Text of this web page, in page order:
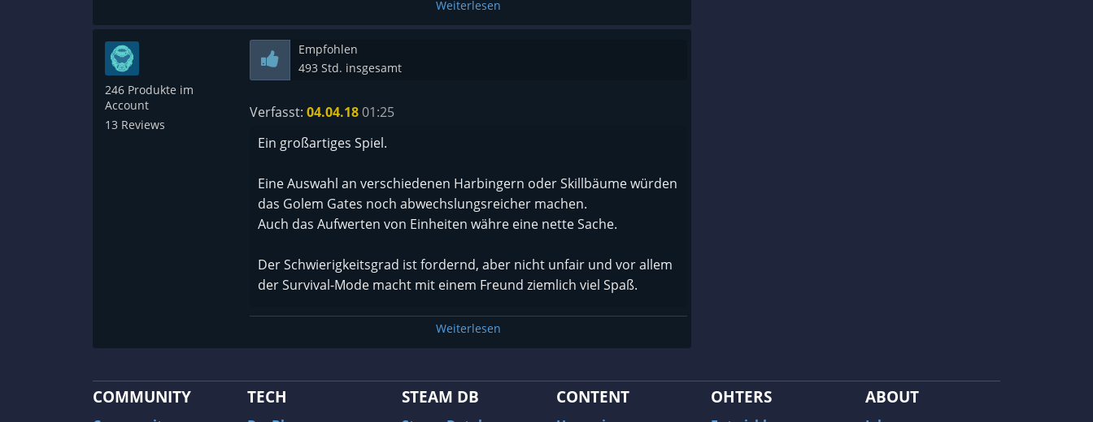
Weiterlesen
246 Produkte im
Account
13 Reviews
Empfohlen
493 Std. insgesamt
Verfasst: 04.04.1801:25
Ein großartiges Spiel.
Eine Auswahl an verschiedenen Harbingern oder Skillbäume würden
das Golem Gates noch abwechslungsreicher machen.
Auch das Aufwerten von Einheiten währe eine nette Sache.
Der Schwierigkeitsgrad ist fordernd, aber nicht unfair und vor allem
der Survival-Mode macht mit einem Freund ziemlich viel Spaß.
Storytechnisch ist das Spiel recht interessant und die cinematischen
Einleitungssequenzen vor jeder Storymission sehen verdammt gut
Der Trial-Modus hat zwar nicht viel mit der Story zu tun, ist aber gut
durchdacht und häufig sind die Karten, die es dort als Belohnung
Weiterlesen
COMMUNITY TECH STEAM DB CONTENT OHTERS ABOUT